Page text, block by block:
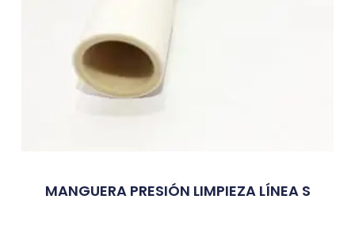
MANGUERA PRESIÓN LIMPIEZA LÍNEA S